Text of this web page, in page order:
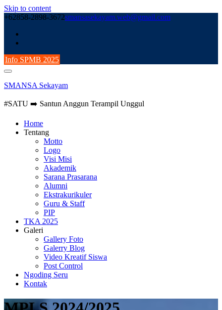
Skip to content
+62858-2898-3672smansasekayam.web@gmail.com
Info SPMB 2025
SMANSA Sekayam
#SATU ➡️ Santun Anggun Terampil Unggul
Home
Tentang
Motto
Logo
Visi Misi
Akademik
Sarana Prasarana
Alumni
Ekstrakurikuler
Guru & Staff
PIP
TKA 2025
Galeri
Gallery Foto
Galerry Blog
Video Kreatif Siswa
Post Control
Ngoding Seru
Kontak